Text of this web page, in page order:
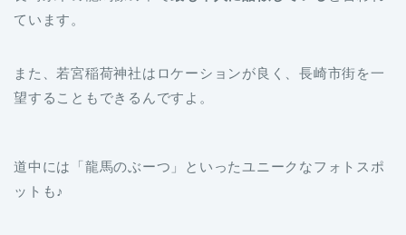
ています。
また、若宮稲荷神社はロケーションが良く、長崎市街を一
望することもできるんですよ。
道中には「龍馬のぶーつ」といったユニークなフォトスポ
ットも♪